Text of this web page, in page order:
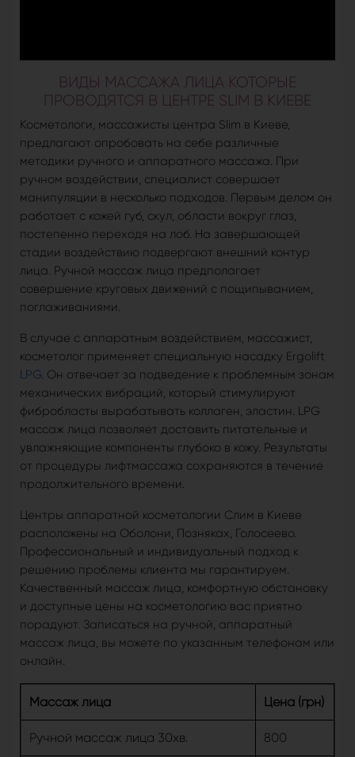
ВИДЫ МАССАЖА ЛИЦА КОТОРЫЕ
ПРОВОДЯТСЯ В ЦЕНТРЕ SLIM В КИЕВЕ
Косметологи, массажисты центра Slim в Киеве,
предлагают опробовать на себе различные
методики ручного и аппаратного массажа. При
ручном воздействии, специалист совершает
манипуляции в несколько подходов. Первым делом он
работает с кожей губ, скул, области вокруг глаз,
постепенно переходя на лоб. На завершающей
стадии воздействию подвергают внешний контур
лица. Ручной массаж лица предполагает
совершение круговых движений с пощипыванием,
поглаживаниями.
В случае с аппаратным воздействием, массажист,
косметолог применяет специальную насадку Ergolift
LPG. Он отвечает за подведение к проблемным зонам
механических вибраций, который стимулируют
фибробласты вырабатывать коллаген, эластин. LPG
массаж лица позволяет доставить питательные и
увлажняющие компоненты глубоко в кожу. Результаты
от процедуры лифтмассажа сохраняются в течение
продолжительного времени.
Центры аппаратной косметологии Слим в Киеве
расположены на Оболони, Позняках, Голосеево.
Профессиональный и индивидуальный подход к
решению проблемы клиента мы гарантируем.
Качественный массаж лица, комфортную обстановку
и доступные цены на косметологию вас приятно
порадуют. Записаться на ручной, аппаратный
массаж лица, вы можете по указанным телефонам или
онлайн.
Массаж лица Цена (грн)
Ручной массаж лица 30хв. 800